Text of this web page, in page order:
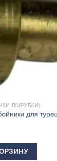
ВЫРУБКИ)
для
Подставка под